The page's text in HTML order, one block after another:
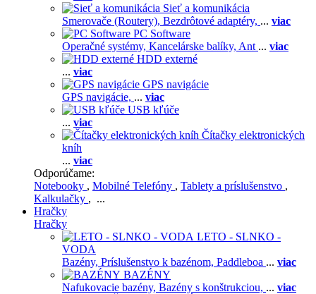
Sieť a komunikácia
Smerovače (Routery), Bezdrôtové adaptéry, ... viac
PC Software
Operačné systémy, Kancelárske balíky, Ant ... viac
HDD externé
... viac
GPS navigácie
GPS navigácie, ... viac
USB kľúče
... viac
Čítačky elektronických
kníh
... viac
Odporúčame:
Notebooky , Mobilné Telefóny , Tablety a príslušenstvo ,
Kalkulačky , ...
Hračky
Hračky
LETO - SLNKO -
VODA
Bazény, Príslušenstvo k bazénom, Paddleboa ... viac
BAZÉNY
Nafukovacie bazény, Bazény s konštrukciou, ... viac